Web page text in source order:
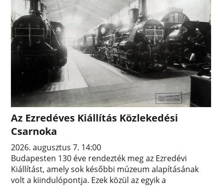
Az Ezredéves Kiállítás Közlekedési
Csarnoka
2026. augusztus 7. 14:00
Budapesten 130 éve rendezték meg az Ezredévi
Kiállítást, amely sok későbbi múzeum alapításának
volt a kiindulópontja. Ezek közül az egyik a